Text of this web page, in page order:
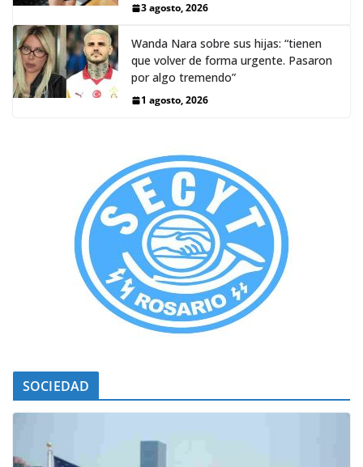
3 agosto, 2026
Wanda Nara sobre sus hijas: “tienen
que volver de forma urgente. Pasaron
por algo tremendo”
1 agosto, 2026
SOCIEDAD